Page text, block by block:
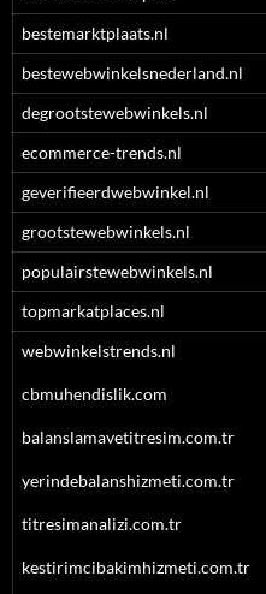
bestemarktplaats.nl
bestewebwinkelsnederland.nl
degrootstewebwinkels.nl
ecommerce-trends.nl
geverifieerdwebwinkel.nl
grootstewebwinkels.nl
populairstewebwinkels.nl
topmarkatplaces.nl
webwinkelstrends.nl
cbmuhendislik.com
balanslamavetitresim.com.tr
yerindebalanshizmeti.com.tr
titresimanalizi.com.tr
kestirimcibakimhizmeti.com.tr